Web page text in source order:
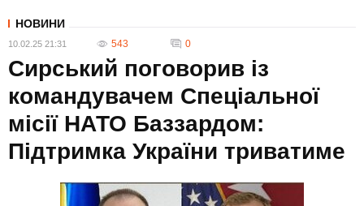
НОВИНИ
10.02.25 21:31 543 0
Сирський поговорив із
командувачем Спеціальної
місії НАТО Баззардом:
Підтримка України триватиме